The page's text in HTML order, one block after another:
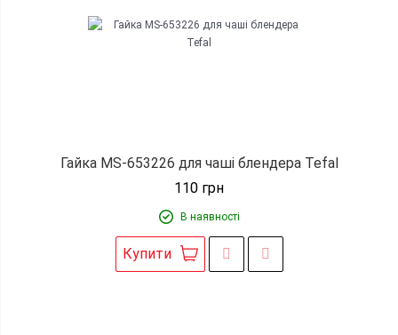
Гайка MS-653226 для чаші блендера Tefal
110 грн
В наявності
Купити